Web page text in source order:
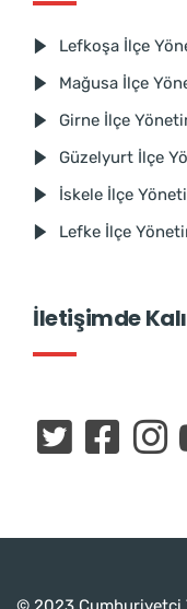
Lefkoşa İlçe
Mağusa İlçe
Girne İlçe
Güzelyurt İlçe
İskele İlçe
Lefke İlçe
İletişimde